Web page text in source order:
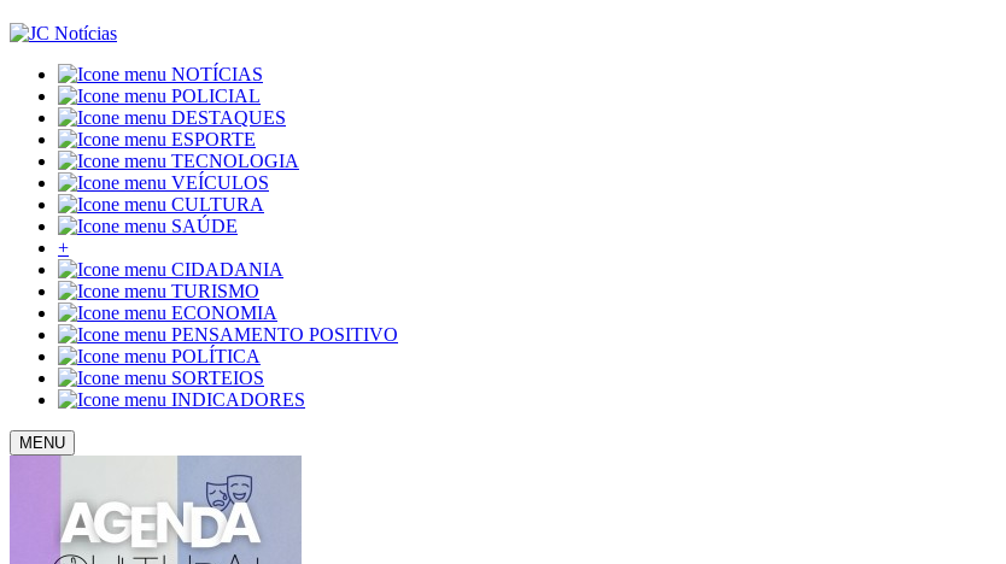
NOTÍCIAS
POLICIAL
DESTAQUES
ESPORTE
TECNOLOGIA
VEÍCULOS
CULTURA
SAÚDE
+
CIDADANIA
TURISMO
ECONOMIA
PENSAMENTO POSITIVO
POLÍTICA
SORTEIOS
INDICADORES
MENU